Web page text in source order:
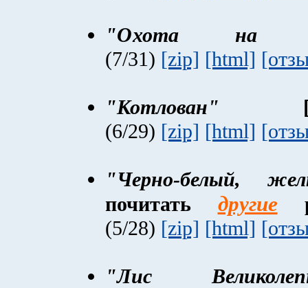
"Охота на
(7/31) [zip] [html]
"Котлован"
(6/29) [zip] [html]
"Черно-белый,
почитать другие
(5/28) [zip] [html]
"Лис